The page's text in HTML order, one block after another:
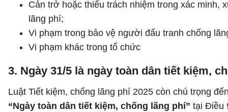
Cản trở hoặc thiếu trách nhiệm trong xác minh,
lãng phí;
Vi phạm trong bảo vệ người đấu tranh chống
Vi phạm khác trong tổ chức
3. Ngày 31/5 là ngày toàn dân tiết kiệm,
Luật Tiết kiệm, chống lãng phí 2025 còn chú trọng
“Ngày toàn dân tiết kiệm, chống lãng phí” tại Điều